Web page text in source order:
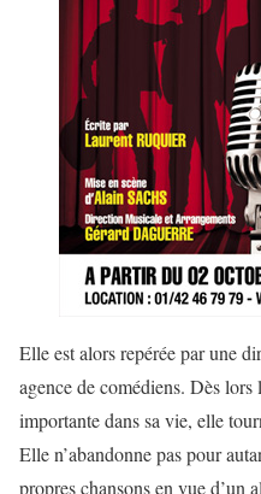
Elle est alors repérée par une
agence de comédiens. Dès
importante dans sa vie, elle
Elle n’abandonne pas pour
propres chansons en vue d’un